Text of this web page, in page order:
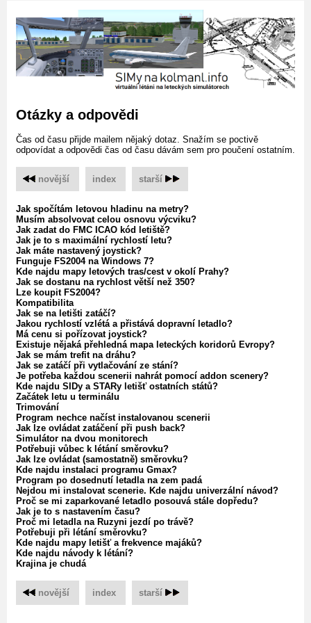
Otázky a odpovědi
Čas od času přijde mailem nějaký dotaz. Snažím se poctivě
odpovídat a odpovědi čas od času dávám sem pro poučení ostatním.
novější index starší
Jak spočítám letovou hladinu na metry?
Musím absolvovat celou osnovu výcviku?
Jak zadat do FMC ICAO kód letiště?
Jak je to s maximální rychlostí letu?
Jak máte nastavený joystick?
Funguje FS2004 na Windows 7?
Kde najdu mapy letových tras/cest v okolí Prahy?
Jak se dostanu na rychlost větší než 350?
Lze koupit FS2004?
Kompatibilita
Jak se na letišti zatáčí?
Jakou rychlostí vzlétá a přistává dopravní letadlo?
Má cenu si pořízovat joystick?
Existuje nějaká přehledná mapa leteckých koridorů Evropy?
Jak se mám trefit na dráhu?
Jak se zatáčí při vytlačování ze stání?
Je potřeba každou scenerii nahrát pomocí addon scenery?
Kde najdu SIDy a STARy letišť ostatních států?
Začátek letu u terminálu
Trimování
Program nechce načíst instalovanou scenerii
Jak lze ovládat zatáčení při push back?
Simulátor na dvou monitorech
Potřebuji vůbec k létání směrovku?
Jak lze ovládat (samostatně) směrovku?
Kde najdu instalaci programu Gmax?
Program po dosednutí letadla na zem padá
Nejdou mi instalovat scenerie. Kde najdu univerzální návod?
Proč se mi zaparkované letadlo posouvá stále dopředu?
Jak je to s nastavením času?
Proč mi letadla na Ruzyni jezdí po trávě?
Potřebuji při létání směrovku?
Kde najdu mapy letišť a frekvence majáků?
Kde najdu návody k létání?
Krajina je chudá
novější index starší